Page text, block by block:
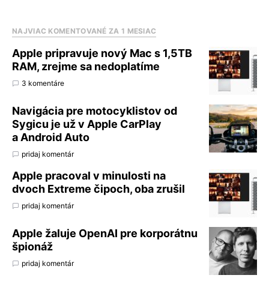
NAJVIAC KOMENTOVANÉ ZA 1 MESIAC
Apple pripravuje nový Mac s 1,5TB
RAM, zrejme sa nedoplatíme
3 komentáre
Navigácia pre motocyklistov od
Sygicu je už v Apple CarPlay
a Android Auto
pridaj komentár
Apple pracoval v minulosti na
dvoch Extreme čipoch, oba zrušil
pridaj komentár
Apple žaluje OpenAI pre korporátnu
špionáž
pridaj komentár